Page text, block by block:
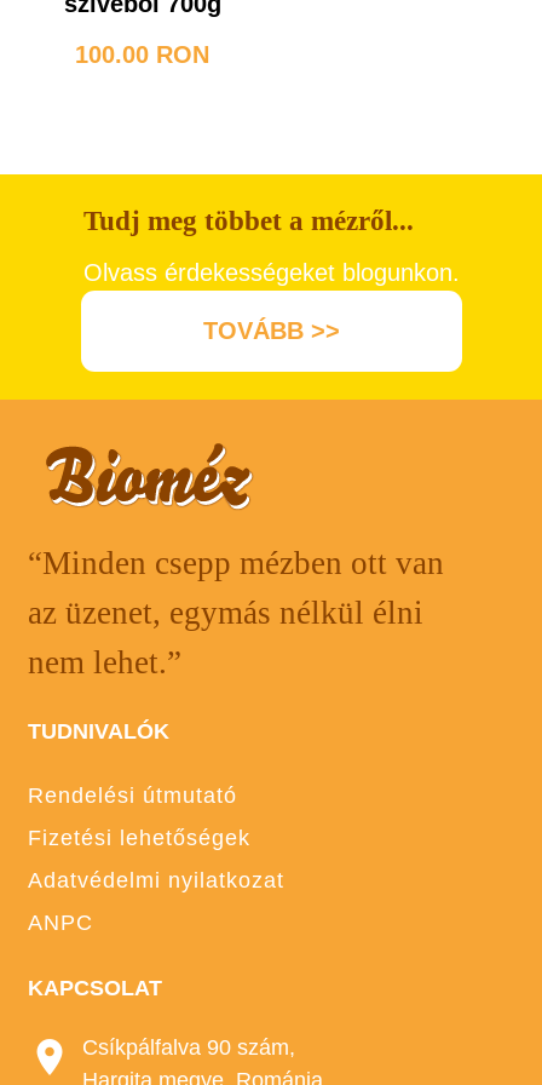
100.00 RON
Tudj meg többet a mézről...
Olvass érdekességeket blogunkon.
TOVÁBB >>
“Minden csepp mézben ott van
az üzenet, egymás nélkül élni
nem lehet.”
TUDNIVALÓK
Rendelési útmutató
Fizetési lehetőségek
Adatvédelmi nyilatkozat
ANPC
KAPCSOLAT
Csíkpálfalva 90 szám,